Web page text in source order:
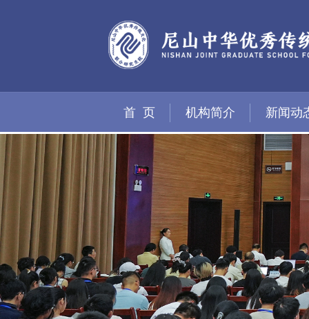
首 页 机构简介 新闻动